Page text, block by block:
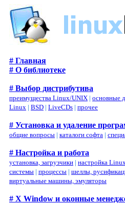
# Главная
# О библиотеке
# Выбор дистрибутива
преимущества Linux/UNIX | основные
Linux | BSD | LiveCDs | прочее
# Установка и удаление
общие вопросы | каталоги софта |
# Настройка и работа
установка, загрузчики | настройка
системы | процессы | шеллы,
виртуальные машины, эмуляторы
# X Window и оконные